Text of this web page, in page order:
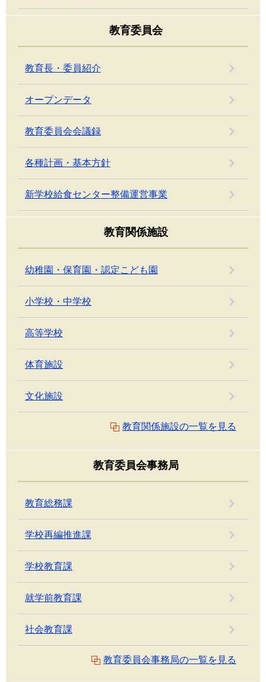
教育委員会
教育長・委員紹介
オープンデータ
教育委員会会議録
各種計画・基本方針
新学校給食センター整備運営事業
教育関係施設
幼稚園・保育園・認定こども園
小学校・中学校
高等学校
体育施設
文化施設
教育関係施設の一覧を見る
教育委員会事務局
教育総務課
学校再編推進課
学校教育課
就学前教育課
社会教育課
教育委員会事務局の一覧を見る